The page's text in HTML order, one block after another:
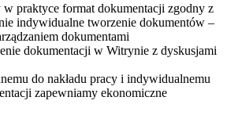
w praktyce format dokumentacji zgodny z
indywidualne tworzenie dokumentów –
dokumentami
dokumentacji w Witrynie z dyskusjami
do nakładu pracy i indywidualnemu
zapewniamy ekonomiczne